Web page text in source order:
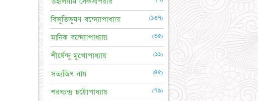
বিভূতিভূষণ বন্দ্যোপাধ্যায় (১৩৭)
মানিক বন্দ্যোপাধ্যায় (৩৫)
শীর্ষেন্দু মুখোপাধ্যায় (১১)
সত্যজিৎ রায় (৪৫)
শরৎচন্দ্র চট্টোপাধ্যায় (৭৯)